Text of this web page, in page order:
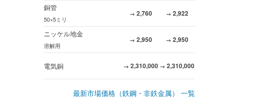
銅管
50×5ミリ
→ 2,760 → 2,922
ニッケル地金
溶解用
→ 2,950 → 2,950
電気銅 → 2,310,000 → 2,310,000
最新市場価格（鉄鋼・非鉄金属） 一覧